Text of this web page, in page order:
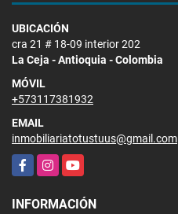
UBICACIÓN
cra 21 # 18-09 interior 202
La Ceja - Antioquia - Colombia
MÓVIL
+573117381932
EMAIL
inmobiliariatotustuus@gmail.com
FacebookInstagramYouTube
INFORMACIÓN